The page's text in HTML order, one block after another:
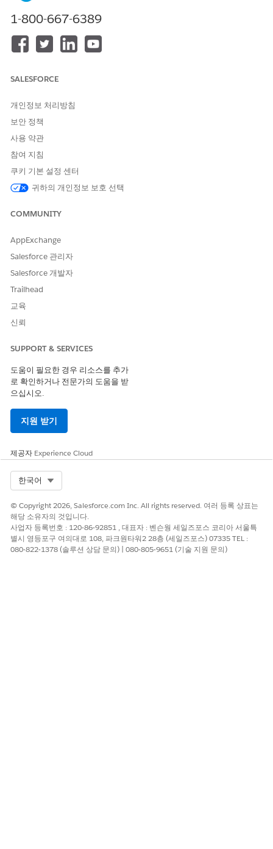
1-800-667-6389
SALESFORCE
개인정보 처리방침
보안 정책
사용 약관
참여 지침
쿠키 기본 설정 센터
귀하의 개인정보 보호 선택
COMMUNITY
AppExchange
Salesforce 관리자
Salesforce 개발자
Trailhead
교육
신뢰
SUPPORT & SERVICES
도움이 필요한 경우 리소스를 추가
로 확인하거나 전문가의 도움을 받
으십시오.
지원 받기
제공자 Experience Cloud
한국어
© Copyright 2026, Salesforce.com Inc. All rights reserved. 여러 등록 상표는
해당 소유자의 것입니다.
사업자 등록번호 : 120-86-92851 , 대표자 : 벤슨웡 세일즈포스 코리아 서울특
별시 영등포구 여의대로 108, 파크원타워2 28층 (세일즈포스) 07335 TEL :
080-822-1378 (솔루션 상담 문의) | 080-805-9651 (기술 지원 문의)